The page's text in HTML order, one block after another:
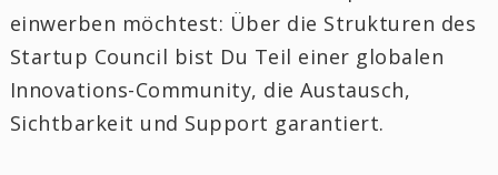
einwerben möchtest: Über die Strukturen des
Startup Council bist Du Teil einer globalen
Innovations-Community, die Austausch,
Sichtbarkeit und Support garantiert.